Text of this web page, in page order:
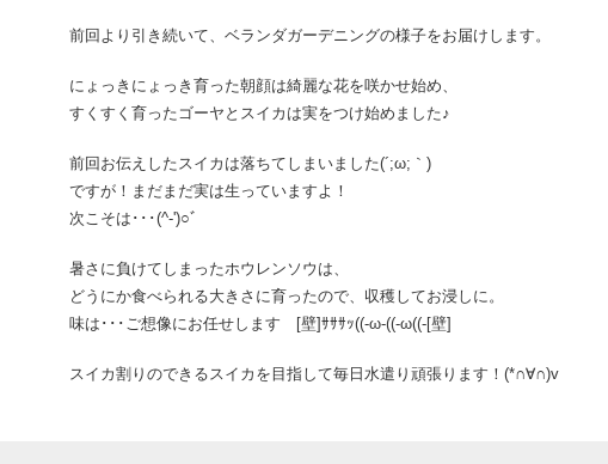
前回より引き続いて、ベランダガーデニングの様子をお届けします。
にょっきにょっき育った朝顔は綺麗な花を咲かせ始め、
すくすく育ったゴーヤとスイカは実をつけ始めました♪
前回お伝えしたスイカは落ちてしまいました(´;ω;｀)
ですが！まだまだ実は生っていますよ！
次こそは･･･(^-')○ﾞ
暑さに負けてしまったホウレンソウは、
どうにか食べられる大きさに育ったので、収穫してお浸しに。
味は･･･ご想像にお任せします [壁]ｻｻｻｯ((-ω-((-ω((-[壁]
スイカ割りのできるスイカを目指して毎日水遣り頑張ります！(*∩∀∩)v